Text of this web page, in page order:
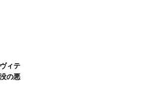
ィテ
の悪